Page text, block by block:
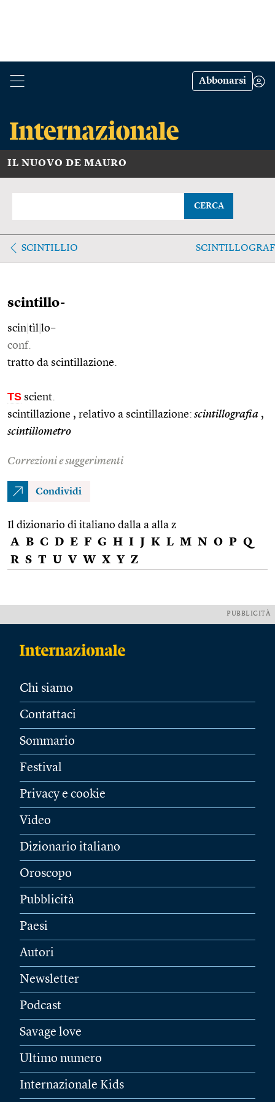
Abbonarsi
IL NUOVO DE MAURO
CERCA
SCINTILLIO
scintillo-
scin tìl lo–
conf.
tratto da scintillazione.
TS scient.
scintillazione , relativo a scintillazione: scintillografia ,
scintillometro
Correzioni e suggerimenti
Condividi
Il dizionario di italiano dalla a alla z
A B C D E F G H I J K L M N O P Q
R S T U V W X Y Z
PUBBLICITÀ
Chi siamo
Contattaci
Sommario
Festival
Privacy e cookie
Video
Dizionario italiano
Oroscopo
Pubblicità
Paesi
Autori
Newsletter
Podcast
Savage love
Ultimo numero
Internazionale Kids